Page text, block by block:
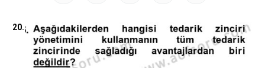
20.